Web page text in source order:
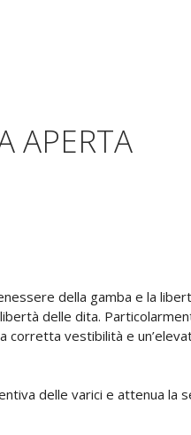
APERTA
della gamba e la
delle dita.
corretta vestibilità e
delle varici e attenua